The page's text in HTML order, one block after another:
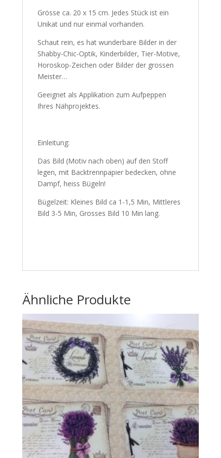
Grösse ca. 20 x 15 cm. Jedes Stück ist ein
Unikat und nur einmal vorhanden.
Schaut rein, es hat wunderbare Bilder in der
Shabby-Chic-Optik, Kinderbilder, Tier-Motive,
Horoskop-Zeichen oder Bilder der grossen
Meister…
Geeignet als Applikation zum Aufpeppen
Ihres Nähprojektes.
Einleitung:
Das Bild (Motiv nach oben) auf den Stoff
legen, mit Backtrennpapier bedecken, ohne
Dampf, heiss Bügeln!
Bügelzeit: Kleines Bild ca 1-1,5 Min, Mittleres
Bild 3-5 Min, Grosses Bild 10 Min lang.
Ähnliche Produkte